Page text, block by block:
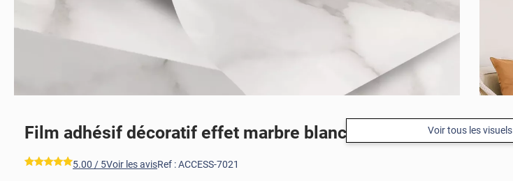
Voir tous les visuels
Film adhésif décoratif effet marbre blanc minimaliste
*****
5.00 / 5Voir les avisRef :ACCESS-7021